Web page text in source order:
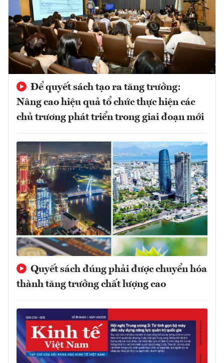
Để quyết sách tạo ra tăng trưởng:
Nâng cao hiệu quả tổ chức thực hiện các
chủ trương phát triển trong giai đoạn mới
Quyết sách đúng phải được chuyển hóa
thành tăng trưởng chất lượng cao